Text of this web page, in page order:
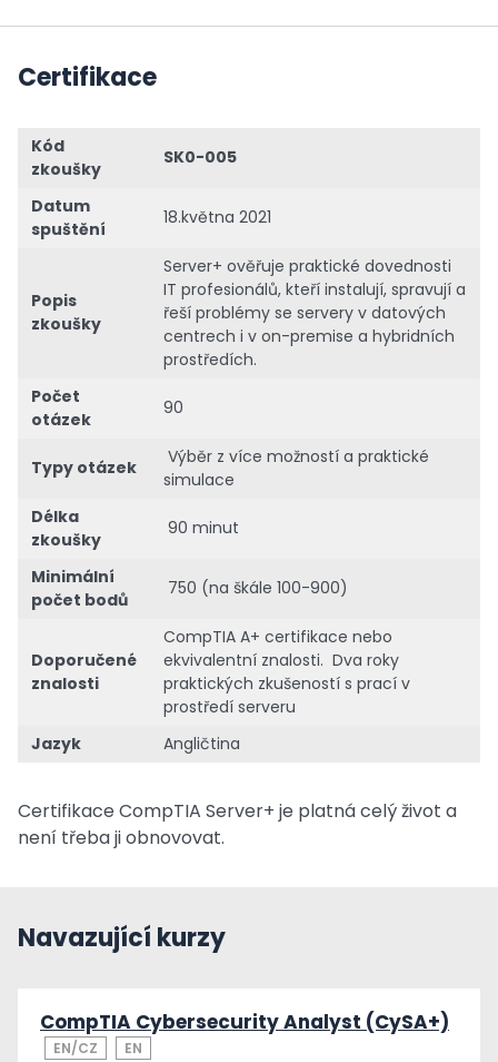
Certifikace
Kód
zkoušky
SK0-005
Datum
spuštění
18.května 2021
Popis
zkoušky
Server+ ověřuje praktické dovednosti
IT profesionálů, kteří instalují, spravují a
řeší problémy se servery v datových
centrech i v on-premise a hybridních
prostředích.
Počet
otázek
90
Typy otázek
Výběr z více možností a praktické
simulace
Délka
zkoušky
90 minut
Minimální
počet bodů
750 (na škále 100-900)
Doporučené
znalosti
CompTIA A+ certifikace nebo
ekvivalentní znalosti. Dva roky
praktických zkušeností s prací v
prostředí serveru
Jazyk
Angličtina
Certifikace CompTIA Server+ je platná celý život a
není třeba ji obnovovat.
Navazující kurzy
CompTIA Cybersecurity Analyst (CySA+)
EN/CZ EN